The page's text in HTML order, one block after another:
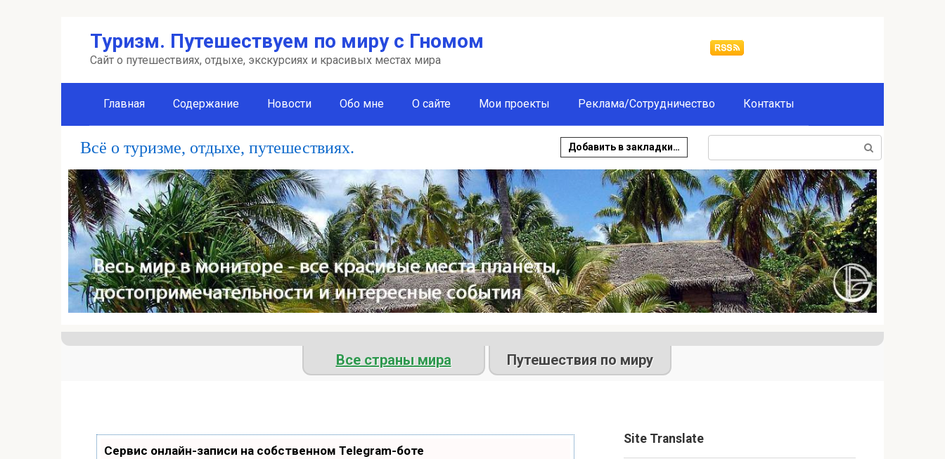
Туризм. Путешествуем по миру с Гномом
Сайт о путешествиях, отдыхе, экскурсиях и красивых местах мира
Главная Содержание Новости Обо мне О сайте Мои проекты Реклама/Сотрудничество Контакты
Всё о туризме, отдыхе, путешествиях. Добавить в закладки…
Все страны мира Путешествия по миру
Сервис онлайн-записи на собственном Telegram-боте
Site Translate